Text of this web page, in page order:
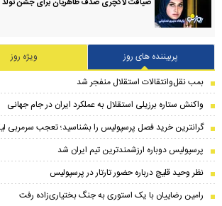
ضیافت لاکچری صدف طاهریان برای جشن تولد ۳۸ سالگی‌/عکس
پربیننده های روز
ویژه روز
بمب نقل‌وانتقالات استقلال منفجر شد
واکنش ستاره برزیلی استقلال به عملکرد ایران در جام جهانی
گرانترین خرید فصل پرسپولیس را بشناسید؛ تعجب سرمربی
پرسپولیس دوباره ارزشمندترین تیم ایران شد
نظر وحید قلیچ درباره حضور تارتار در پرسپولیس
رامین رضاییان با یک استوری به جنگ بختیاری‌زاده رفت